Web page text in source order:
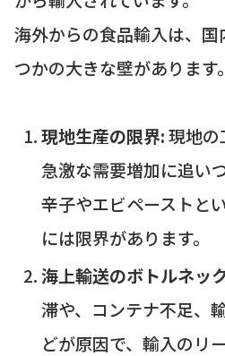
海外からの食品輸入は、国
つかの大きな壁があります。
現地生産の限界:現地の
急激な需要増加に追い
辛子やエビペーストと
には限界があります。
海上輸送のボトルネッ
滞や、コンテナ不足、
どが原因で、輸入のリ